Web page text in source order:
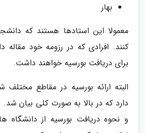
بهار
معمولا این استادها هستند که
کنند. افرادی که در رزومه خود مقاله
برای دریافت بورسیه خواهند داشت.
البته ارائه بورسیه در مقاطع
دارد که در بالا به صورت کلی بیان شد.
و نحوه دریافت بورسیه از دانشگاه